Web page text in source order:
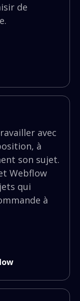
de
avec
à
son sujet.
Webflow
qui
à